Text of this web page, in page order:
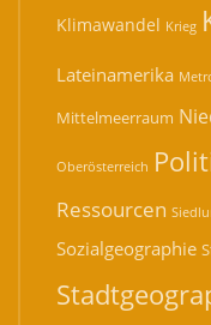
Klimawandel Krieg
Lateinamerika
Mittelmeerraum
Oberösterreich
Ressourcen
Sozialgeographie